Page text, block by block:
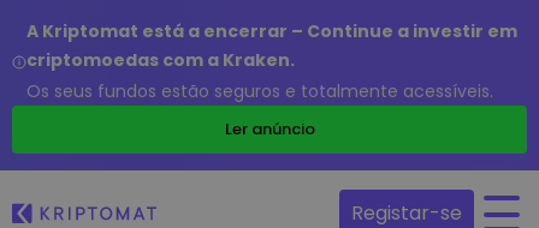
A Kriptomat está a encerrar – Continue a investir em
criptomoedas com a Kraken.
Os seus fundos estão seguros e totalmente acessíveis.
Ler anúncio
Registar-se